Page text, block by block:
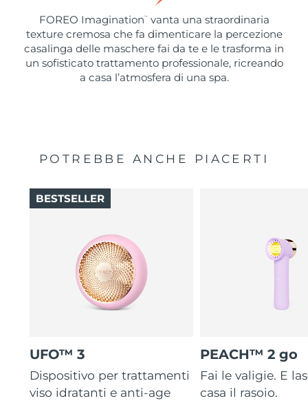
FOREO Imagination ™
vanta una straordinaria
texture cremosa che fa dimenticare la percezione
casalinga delle maschere fai da te e le trasforma in
un sofisticato trattamento professionale, ricreando
a casa l’atmosfera di una spa.
POTREBBE ANCHE PIACERTI
UFO™ 3
Dispositivo per trattamenti
viso idratanti e anti-age
BESTSELLER
PEACH™ 2 go
Fai le valigie. E
casa il rasoio.